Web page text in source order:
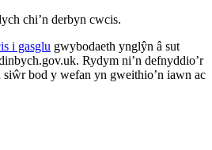
chi’n derbyn cwcis.
i gasglu gwybodaeth ynglŷn â sut
Rydym ni’n defnyddio’r
bod y wefan yn gweithio’n iawn ac